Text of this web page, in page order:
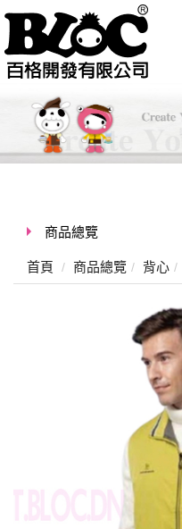
商品總覽
首頁 商品總覽 背心